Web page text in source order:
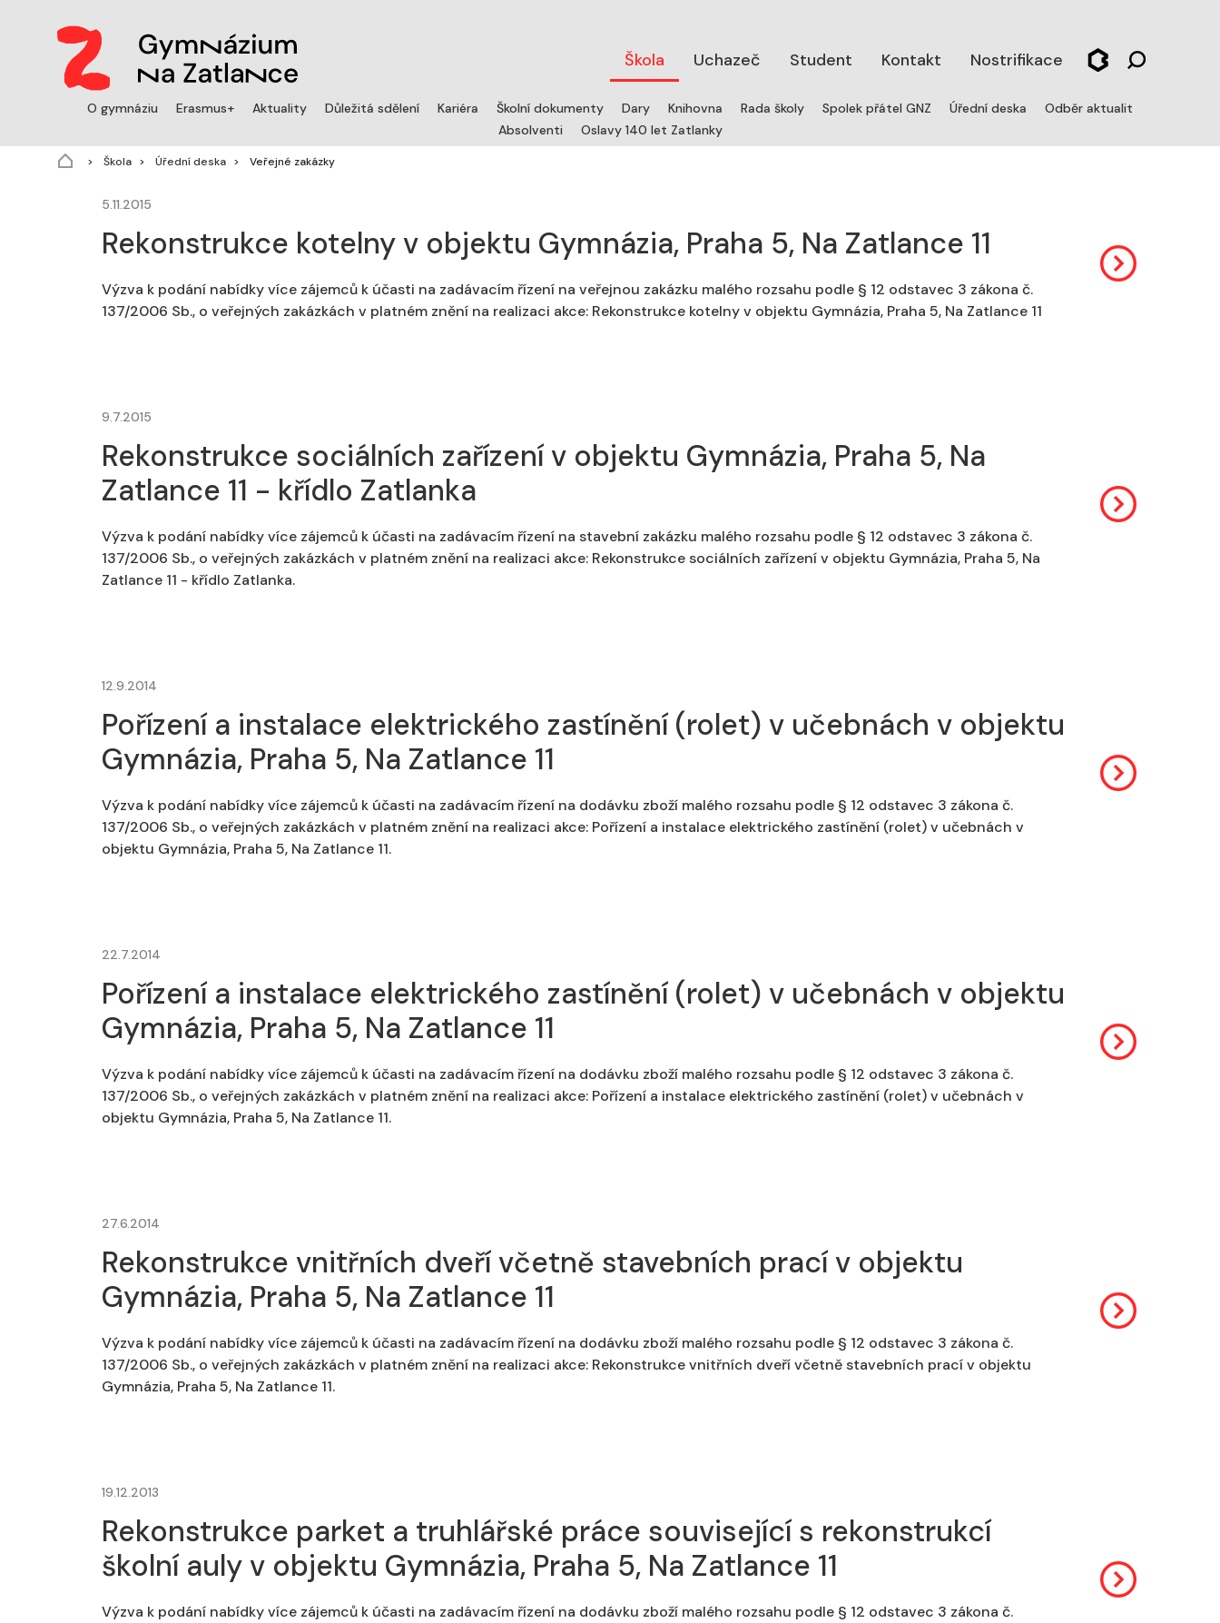
Škola Uchazeč Student Kontakt Nostrifikace
O gymnáziu Erasmus+ Aktuality Důležitá sdělení Kariéra Školní dokumenty Dary Knihovna Rada školy Spolek přátel GNZ Úřední deska
Odběr aktualit
Absolventi
Oslavy 140 let Zatlanky
Škola Úřední deska Veřejné zakázky(aktuální)
5.11.2015
Rekonstrukce kotelny v objektu Gymnázia, Praha 5, Na Zatlance 11
Výzva k podání nabídky více zájemců k účasti na zadávacím řízení na veřejnou zakázku malého rozsahu podle § 12 odstavec 3 zákona č.
137/2006 Sb., o veřejných zakázkách v platném znění na realizaci akce: Rekonstrukce kotelny v objektu Gymnázia, Praha 5, Na Zatlance 11
9.7.2015
Rekonstrukce sociálních zařízení v objektu Gymnázia, Praha 5, Na
Zatlance 11 - křídlo Zatlanka
Výzva k podání nabídky více zájemců k účasti na zadávacím řízení na stavební zakázku malého rozsahu podle § 12 odstavec 3 zákona č.
137/2006 Sb., o veřejných zakázkách v platném znění na realizaci akce: Rekonstrukce sociálních zařízení v objektu Gymnázia, Praha 5, Na
Zatlance 11 - křídlo Zatlanka.
12.9.2014
Pořízení a instalace elektrického zastínění (rolet) v učebnách v objektu
Gymnázia, Praha 5, Na Zatlance 11
Výzva k podání nabídky více zájemců k účasti na zadávacím řízení na dodávku zboží malého rozsahu podle § 12 odstavec 3 zákona č.
137/2006 Sb., o veřejných zakázkách v platném znění na realizaci akce: Pořízení a instalace elektrického zastínění (rolet) v učebnách v
objektu Gymnázia, Praha 5, Na Zatlance 11.
22.7.2014
Pořízení a instalace elektrického zastínění (rolet) v učebnách v objektu
Gymnázia, Praha 5, Na Zatlance 11
Výzva k podání nabídky více zájemců k účasti na zadávacím řízení na dodávku zboží malého rozsahu podle § 12 odstavec 3 zákona č.
137/2006 Sb., o veřejných zakázkách v platném znění na realizaci akce: Pořízení a instalace elektrického zastínění (rolet) v učebnách v
objektu Gymnázia, Praha 5, Na Zatlance 11.
27.6.2014
Rekonstrukce vnitřních dveří včetně stavebních prací v objektu
Gymnázia, Praha 5, Na Zatlance 11
Výzva k podání nabídky více zájemců k účasti na zadávacím řízení na dodávku zboží malého rozsahu podle § 12 odstavec 3 zákona č.
137/2006 Sb., o veřejných zakázkách v platném znění na realizaci akce: Rekonstrukce vnitřních dveří včetně stavebních prací v objektu
Gymnázia, Praha 5, Na Zatlance 11.
19.12.2013
Rekonstrukce parket a truhlářské práce související s rekonstrukcí
školní auly v objektu Gymnázia, Praha 5, Na Zatlance 11
Výzva k podání nabídky více zájemců k účasti na zadávacím řízení na dodávku zboží malého rozsahu podle § 12 odstavec 3 zákona č.